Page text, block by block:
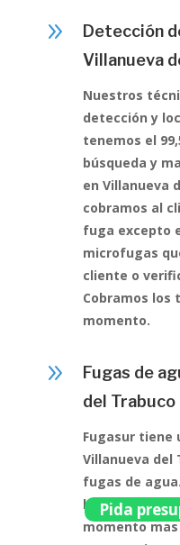
9
Detección
Villanueva
Nuestros
detección y
tenemos el
búsqueda y
en Villanueva
cobramos al
fuga excepto
microfugas
cliente o
Cobramos los
momento.
9
Fugas de
del Trabuco
Fugasur tiene
Villanueva del
fugas de
las fugas no
momento
Pida